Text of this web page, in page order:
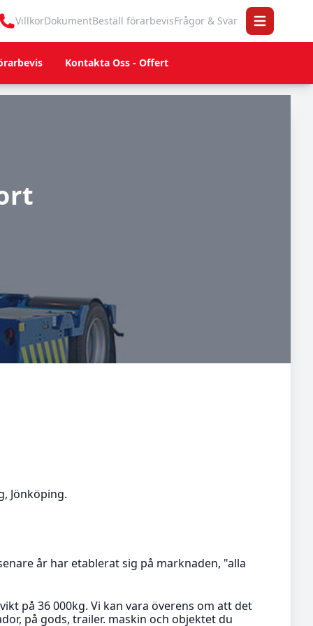
VillkorDokumentBeställ förarbevisFrågor & Svar Open main
Kontakta Oss - Offert
Jönköping.
år har etablerat sig på marknaden, "alla
på 36 000kg. Vi kan vara överens om att det
på gods, trailer. maskin och objektet du